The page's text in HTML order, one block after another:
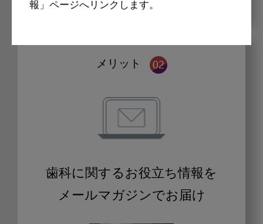
報」ページへリンクします。
メリット
歯科に関するお役立ち情報を
メールマガジンでお届け